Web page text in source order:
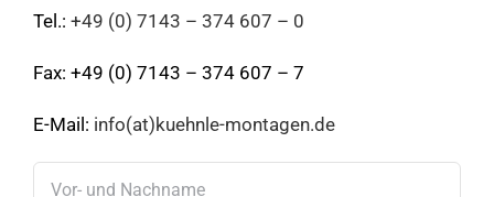
Tel.: +49 (0) 7143 – 374 607 – 0
Fax: +49 (0) 7143 – 374 607 – 7
E-Mail: info(at)kuehnle-montagen.de